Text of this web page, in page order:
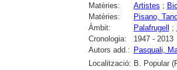
Matèries: Artistes ;
Matèries:
Pisano,
Àmbit:
Palafrugell ;
Cronologia:
1947 - 2013
Autors add.: Pasquali,
Localització: B. Popular